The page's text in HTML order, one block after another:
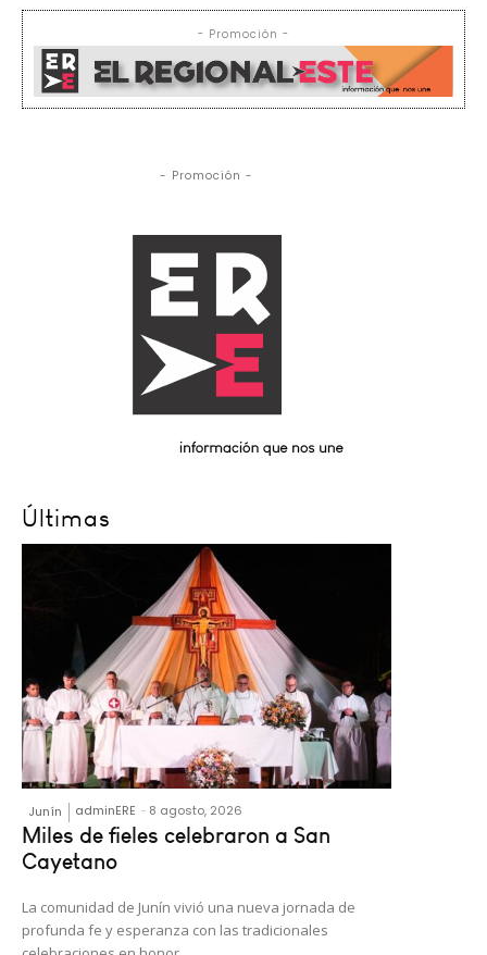
- Promoción -
- Promoción -
Últimas
Junín adminERE - 8 agosto, 2026
Miles de fieles celebraron a San
Cayetano
La comunidad de Junín vivió una nueva jornada de
profunda fe y esperanza con las tradicionales